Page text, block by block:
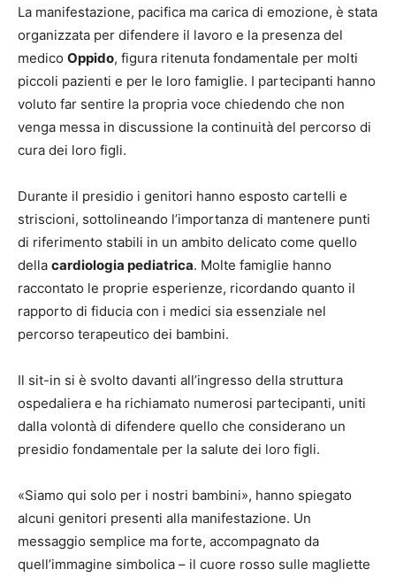
La manifestazione, pacifica ma carica di emozione, è stata
organizzata per difendere il lavoro e la presenza del
medico Oppido, figura ritenuta fondamentale per molti
piccoli pazienti e per le loro famiglie. I partecipanti hanno
voluto far sentire la propria voce chiedendo che non
venga messa in discussione la continuità del percorso di
cura dei loro figli.
Durante il presidio i genitori hanno esposto cartelli e
striscioni, sottolineando l’importanza di mantenere punti
di riferimento stabili in un ambito delicato come quello
della cardiologia pediatrica. Molte famiglie hanno
raccontato le proprie esperienze, ricordando quanto il
rapporto di fiducia con i medici sia essenziale nel
percorso terapeutico dei bambini.
Il sit-in si è svolto davanti all’ingresso della struttura
ospedaliera e ha richiamato numerosi partecipanti, uniti
dalla volontà di difendere quello che considerano un
presidio fondamentale per la salute dei loro figli.
«Siamo qui solo per i nostri bambini», hanno spiegato
alcuni genitori presenti alla manifestazione. Un
messaggio semplice ma forte, accompagnato da
quell’immagine simbolica – il cuore rosso sulle magliette